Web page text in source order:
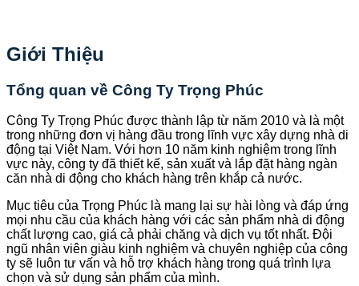
Giới Thiệu
Tổng quan về Công Ty Trọng Phúc
Công Ty Trọng Phúc được thành lập từ năm 2010 và là một
trong những đơn vị hàng đầu trong lĩnh vực xây dựng nhà di
động tại Việt Nam. Với hơn 10 năm kinh nghiệm trong lĩnh
vực này, công ty đã thiết kế, sản xuất và lắp đặt hàng ngàn
căn nhà di động cho khách hàng trên khắp cả nước.
Mục tiêu của Trọng Phúc là mang lại sự hài lòng và đáp ứng
mọi nhu cầu của khách hàng với các sản phẩm nhà di động
chất lượng cao, giá cả phải chăng và dịch vụ tốt nhất. Đội
ngũ nhân viên giàu kinh nghiệm và chuyên nghiệp của công
ty sẽ luôn tư vấn và hỗ trợ khách hàng trong quá trình lựa
chọn và sử dụng sản phẩm của mình.